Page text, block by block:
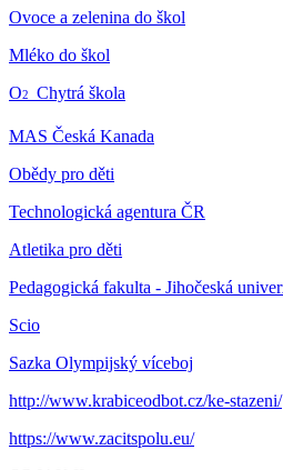
Ovoce a zelenina do škol
Mléko do škol
O2 Chytrá škola
MAS Česká Kanada
Obědy pro děti
Technologická agentura ČR
Atletika pro děti
Pedagogická fakulta - Jihočeská
Scio
Sazka Olympijský víceboj
http://www.krabiceodbot.cz/ke-stazeni/
https://www.zacitspolu.eu/